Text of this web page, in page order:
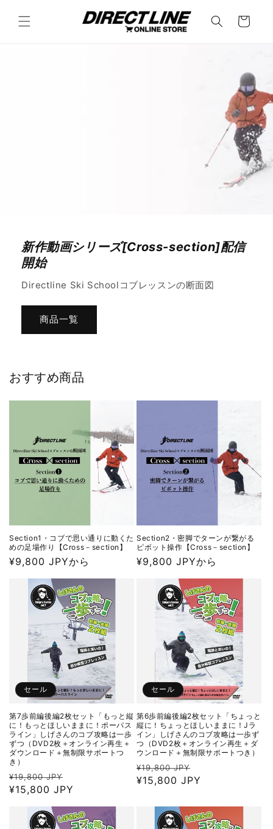
ンツに
進む
ー
新作動画シリーズ[Cross-section]配信
開始
Directline Ski Schoolコブレッスンの断面図
商品一覧
おすすめ商品
Section1・コブで思い通りに動くた
めの足場作り【Cross－section】
通
¥9,800 JPYから
Section2・密脚でターンが繋がる
ピボット操作【Cross－section】
通
¥9,800 JPYから
セール
第7歩前編後編2枚セット「もっと縦
に！もっとほしいままに！ポーパス
ライン」しげさんのコブ攻略は一歩
ずつ（DVD2枚＋オンライン再生＋
ダウンロード＋無制限サポートつ
き）
通
常
¥19,800 JPY
ー
価
¥15,800 JPY
セール
第6歩前編後編2枚セット「ちょっと
縦に！ちょっとほしいままに！Jラ
イン」しげさんのコブ攻略は一歩ず
つ（DVD2枚＋オンライン再生＋ダ
ウンロード＋無制限サポートつき）
通
常
¥19,800 JPY
ー
価
格
¥15,800 JPY